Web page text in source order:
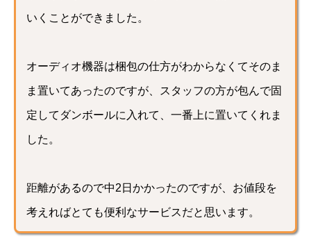
いくことができました。
オーディオ機器は梱包の仕方がわからなくてそのま
ま置いてあったのですが、スタッフの方が包んで固
定してダンボールに入れて、一番上に置いてくれま
した。
距離があるので中2日かかったのですが、お値段を
考えればとても便利なサービスだと思います。